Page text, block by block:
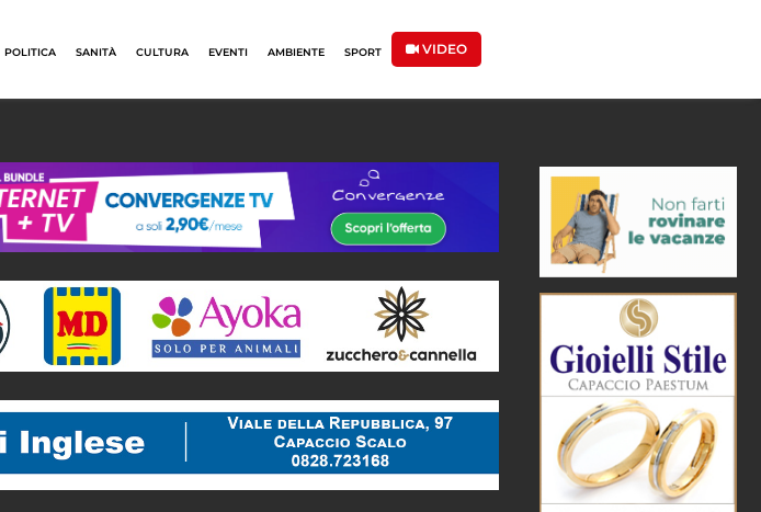
POLITICA SANITÀ CULTURA EVENTI AMBIENTE SPORT VIDEO